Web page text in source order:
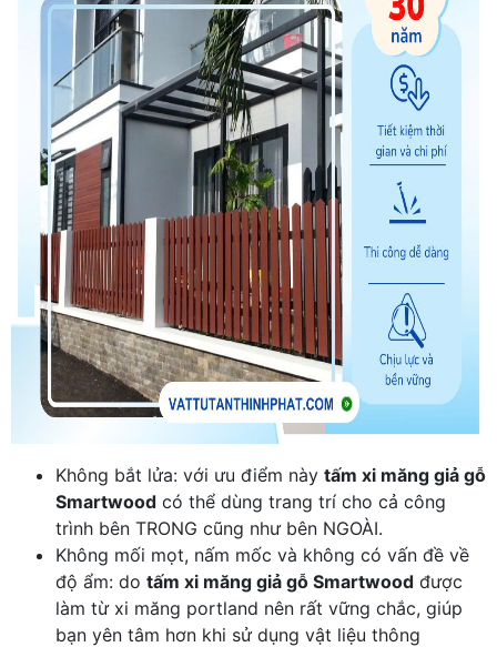
Không bắt lửa: với ưu điểm này tấm xi măng giả gỗ
Smartwood có thể dùng trang trí cho cả công
trình bên TRONG cũng như bên NGOÀI.
Không mối mọt, nấm mốc và không có vấn đề về
độ ẩm: do tấm xi măng giả gỗ Smartwood được
làm từ xi măng portland nên rất vững chắc, giúp
bạn yên tâm hơn khi sử dụng vật liệu thông